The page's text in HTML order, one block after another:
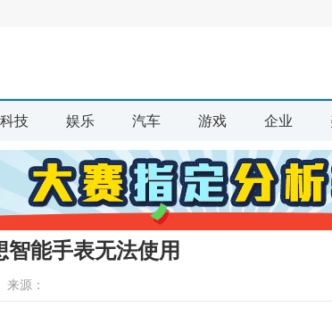
科技 娱乐 汽车 游戏 企业
智能手表无法使用
来源：